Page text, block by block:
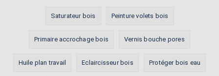
Saturateur bois Peinture volets bois
Primaire accrochage bois Vernis bouche pores
Huile plan travail Eclaircisseur bois Protéger bois eau